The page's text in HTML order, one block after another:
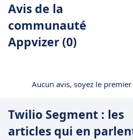
Avis de la
communauté
Appvizer (0)
Aucun avis, soyez le
Twilio Segment : les
articles qui en